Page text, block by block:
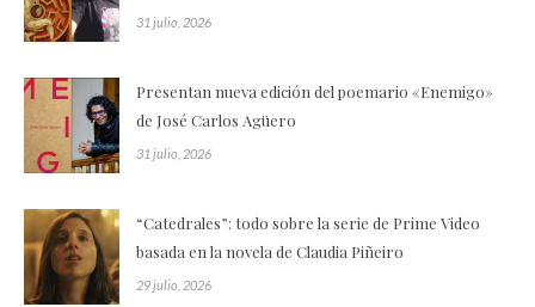
31 julio, 2026
Presentan nueva edición del poemario «Enemigo»
de José Carlos Agüero
31 julio, 2026
“Catedrales”: todo sobre la serie de Prime Video
basada en la novela de Claudia Piñeiro
29 julio, 2026